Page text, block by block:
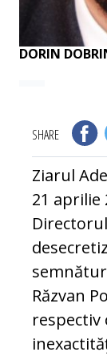
DORIN
SHARE
Ziarul
21
Răzvan
respectiv